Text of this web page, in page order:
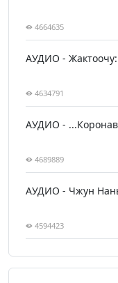
4664635
АУДИО - Жактоочу:
4634791
АУДИО -
4689889
АУДИО - Чжун
4594423